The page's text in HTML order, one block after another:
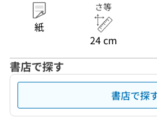
紙
さ等
24 cm
書店で探す
書店で探